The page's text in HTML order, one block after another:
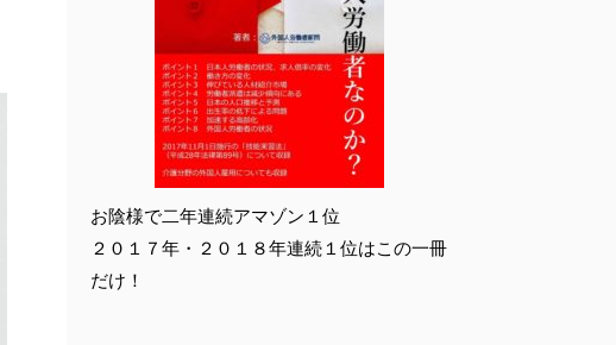
お陰様で二年連続アマゾン１位
２０１７年・２０１８年連続１位はこの一冊
だけ！